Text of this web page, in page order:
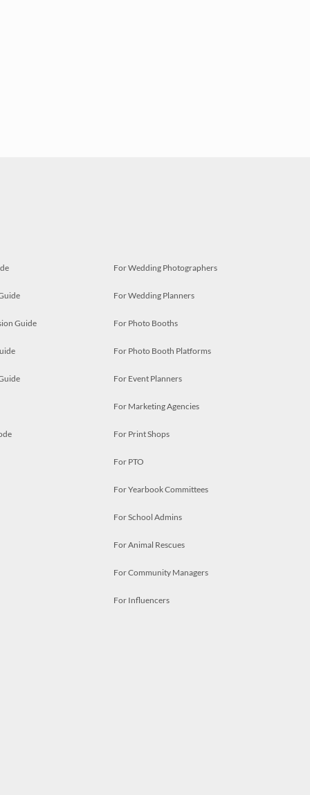
Guide
For Wedding Photographers
For Wedding Planners
For Photo Booths
For Photo Booth Platforms
For Event Planners
For Marketing Agencies
For Print Shops
For PTO
For Yearbook Committees
For School Admins
For Animal Rescues
For Community Managers
For Influencers